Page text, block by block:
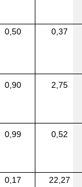
0,50 0,37
0,90 2,75
0,99 0,52
0,17 22,27